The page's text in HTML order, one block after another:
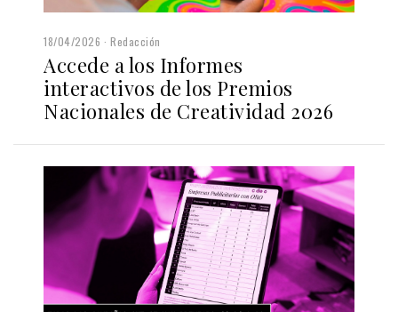
18/04/2026 Redacción
Accede a los Informes
interactivos de los Premios
Nacionales de Creatividad 2026